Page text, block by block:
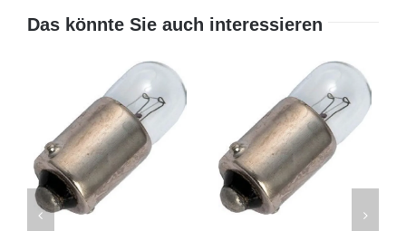
Das könnte Sie auch interessieren